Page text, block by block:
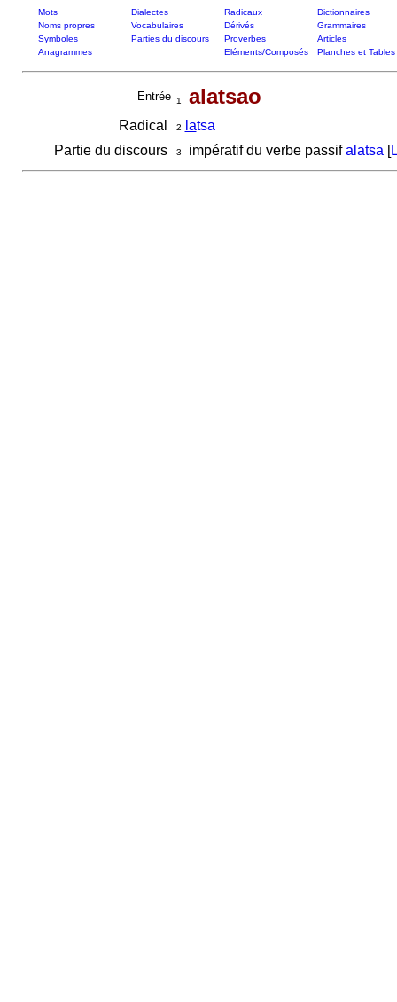
Mots Dialectes Radicaux
Dictionnaires
Noms propres
Vocabulaires Dérivés
Grammaires
Symboles
Parties du discours Proverbes
Articles
Anagrammes
Eléments/Composés Planches et Tables
Entrée 1 alatsao
Radical 2 latsa
Partie du discours
3 impératif du verbe passifalatsa [